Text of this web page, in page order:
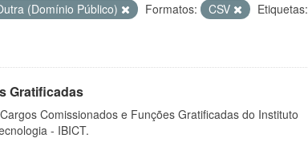
(Domínio Público) Formatos: CSV
Etiquetas:
Gratificadas
Comissionados e Funções Gratificadas do Instituto
- IBICT.